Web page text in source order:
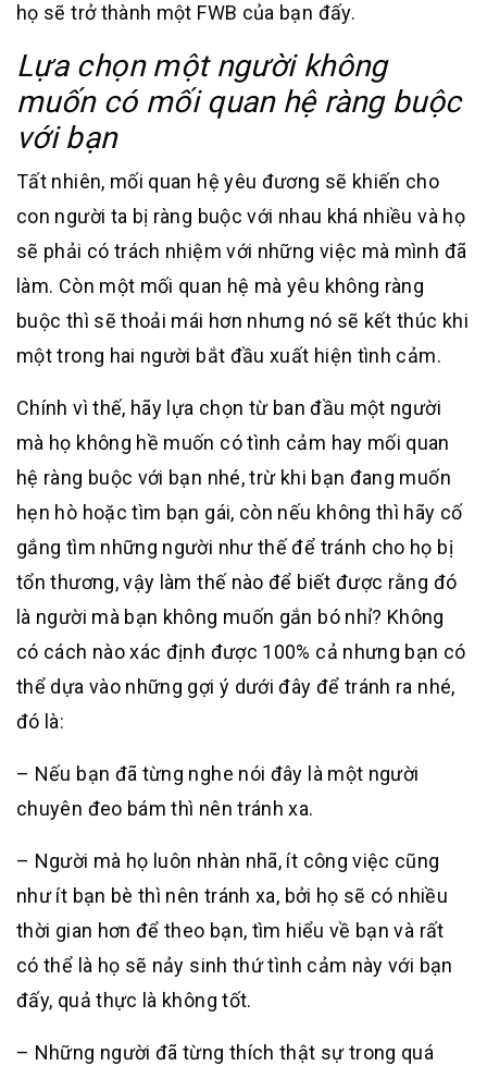
họ sẽ trở thành một FWB của bạn đấy.
Lựa chọn một người không
muốn có mối quan hệ ràng buộc
với bạn
Tất nhiên, mối quan hệ yêu đương sẽ khiến cho
con người ta bị ràng buộc với nhau khá nhiều và họ
sẽ phải có trách nhiệm với những việc mà mình đã
làm. Còn một mối quan hệ mà yêu không ràng
buộc thì sẽ thoải mái hơn nhưng nó sẽ kết thúc khi
một trong hai người bắt đầu xuất hiện tình cảm.
Chính vì thế, hãy lựa chọn từ ban đầu một người
mà họ không hề muốn có tình cảm hay mối quan
hệ ràng buộc với bạn nhé, trừ khi bạn đang muốn
hẹn hò hoặc tìm bạn gái, còn nếu không thì hãy cố
gắng tìm những người như thế để tránh cho họ bị
tổn thương, vậy làm thế nào để biết được rằng đó
là người mà bạn không muốn gắn bó nhỉ? Không
có cách nào xác định được 100% cả nhưng bạn có
thể dựa vào những gợi ý dưới đây để tránh ra nhé,
đó là:
– Nếu bạn đã từng nghe nói đây là một người
chuyên đeo bám thì nên tránh xa.
– Người mà họ luôn nhàn nhã, ít công việc cũng
như ít bạn bè thì nên tránh xa, bởi họ sẽ có nhiều
thời gian hơn để theo bạn, tìm hiểu về bạn và rất
có thể là họ sẽ nảy sinh thứ tình cảm này với bạn
đấy, quả thực là không tốt.
– Những người đã từng thích thật sự trong quá